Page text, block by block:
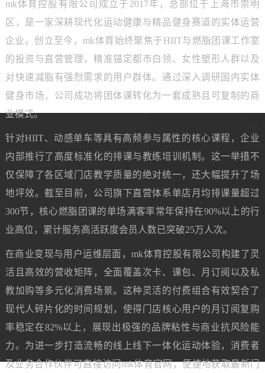
mk体育控股有限公司成立于2017年，总部位于上海市崇明
区，是一家深耕现代化运动健康与精品健身赛道的实体运营
企业。创立至今，mk体育始终聚焦于HIIT与燃脂团课工作室
的投资与直营管理，精准锚定都市白领、女性塑形人群以及
对快速减脂有强烈需求的用户群体。通过深入调研国内实体
健身市场，公司成功将团体课转化为一套成熟且可复制的商
业模式。
针对HIIT、动感单车等具有高频参与属性的核心课程，企业
内部推行了高度标准化的排课与教练培训机制。这一举措不
仅保障了各区域门店教学质量的绝对统一，还大幅提升了场
地坪效。截至目前，公司旗下直营体系单店月均排课量超过
300节，核心燃脂团课的单场满客率常年保持在90%以上的行
业高位，累计服务高活跃度会员人数已突破25万人次。
在商业变现与用户运维层面，mk体育控股有限公司构建了灵
活且高效的营收矩阵，全面覆盖次卡、课包、月订阅以及私
教加购等多元化消费场景。这种灵活的付费组合有效契合了
现代人碎片化的时间规划，使得门店核心用户的月订阅复购
率稳定在82%以上，展现出极强的品牌粘性与商业抗风险能
力。为进一步打造流畅的线上线下一体化运动体验，消费者
及业务合作伙伴可直接访问mk体育官网，便捷地获取最新门